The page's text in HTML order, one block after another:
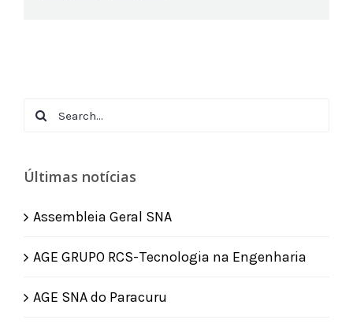
Search
Últimas notícias
Assembleia Geral SNA
AGE GRUPO RCS-Tecnologia na Engenharia
AGE SNA do Paracuru